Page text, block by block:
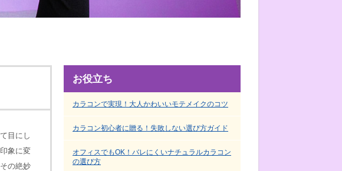
目にし
象に変
の絶妙
お役立ち
カラコンで実現！大人かわいいモテメイクのコツ
カラコン初心者に贈る！失敗しない選び方ガイド
オフィスでもOK！バレにくいナチュラルカラコン
の選び方